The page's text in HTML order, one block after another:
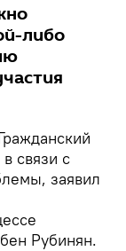
либо
связи с
заявил
Рубинян.